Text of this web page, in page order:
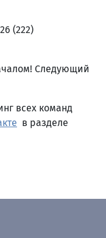
(222)
Следующий
всех команд
в разделе